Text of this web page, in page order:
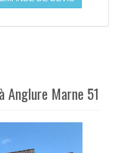
Anglure Marne 51